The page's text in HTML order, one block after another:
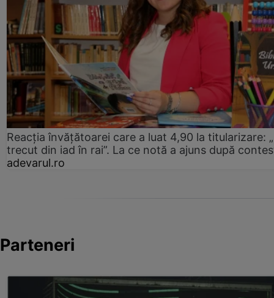
Reacția învățătoarei care a luat 4,90 la titularizare:
trecut din iad în rai”. La ce notă a ajuns după
adevarul.ro
Parteneri